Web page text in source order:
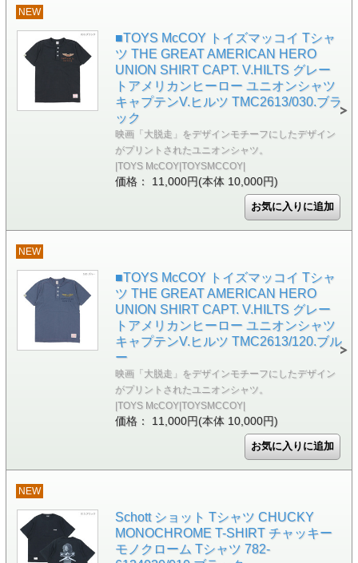
NEW
■TOYS McCOY トイズマッコイ Tシャ
ツ THE GREAT AMERICAN HERO
UNION SHIRT CAPT. V.HILTS グレー
トアメリカンヒーロー ユニオンシャツ
キャプテンV.ヒルツ TMC2613/030.ブラ
ック
映画「大脱走」をデザインモチーフにしたデザイン
がプリントされたユニオンシャツ。
|TOYS McCOY|TOYSMCCOY|
価格： 11,000円(本体 10,000円)
NEW
■TOYS McCOY トイズマッコイ Tシャ
ツ THE GREAT AMERICAN HERO
UNION SHIRT CAPT. V.HILTS グレー
トアメリカンヒーロー ユニオンシャツ
キャプテンV.ヒルツ TMC2613/120.ブル
ー
映画「大脱走」をデザインモチーフにしたデザイン
がプリントされたユニオンシャツ。
|TOYS McCOY|TOYSMCCOY|
価格： 11,000円(本体 10,000円)
NEW
Schott ショット Tシャツ CHUCKY
MONOCHROME T-SHIRT チャッキー
モノクローム Tシャツ 782-